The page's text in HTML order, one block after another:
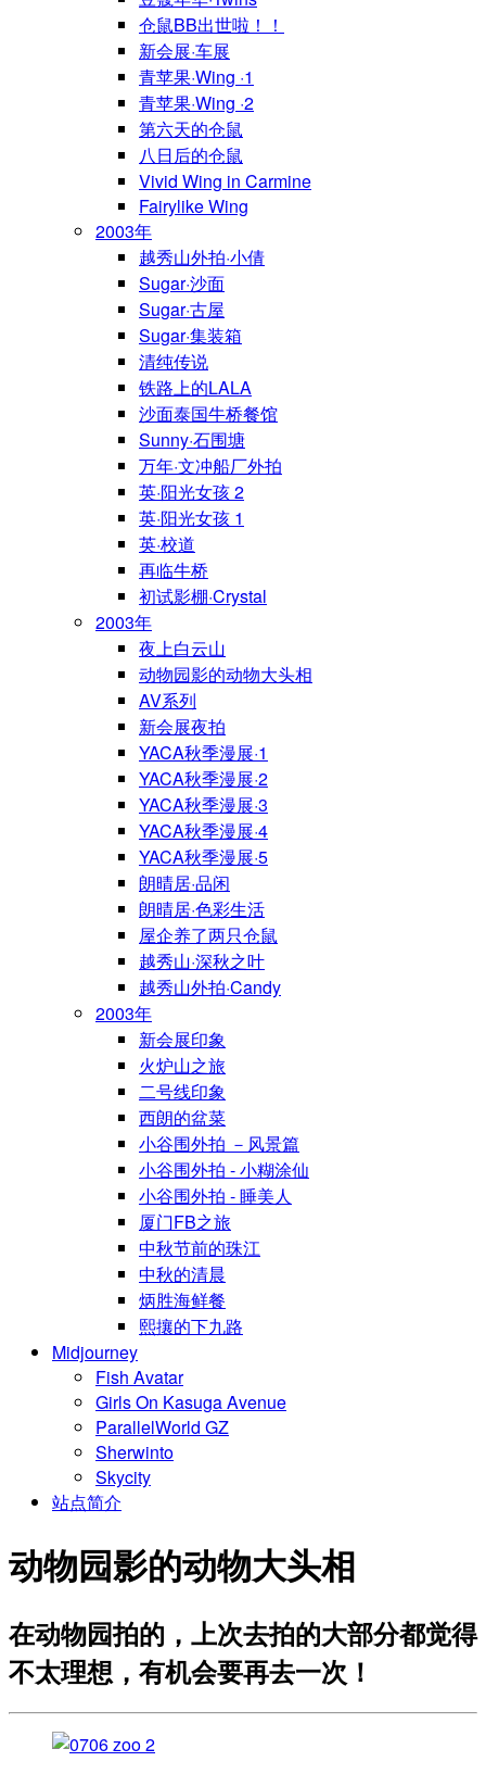
仓鼠BB出世啦！！
新会展·车展
青苹果·Wing ·1
青苹果·Wing ·2
第六天的仓鼠
八日后的仓鼠
Vivid Wing in Carmine
Fairylike Wing
2003年
越秀山外拍·小倩
Sugar·沙面
Sugar·古屋
Sugar·集装箱
清纯传说
铁路上的LALA
沙面泰国牛桥餐馆
Sunny·石围塘
万年·文冲船厂外拍
英·阳光女孩 2
英·阳光女孩 1
英·校道
再临牛桥
初试影棚·Crystal
2003年
夜上白云山
动物园影的动物大头相
AV系列
新会展夜拍
YACA秋季漫展·1
YACA秋季漫展·2
YACA秋季漫展·3
YACA秋季漫展·4
YACA秋季漫展·5
朗晴居·品闲
朗晴居·色彩生活
屋企养了两只仓鼠
越秀山·深秋之叶
越秀山外拍·Candy
2003年
新会展印象
火炉山之旅
二号线印象
西朗的盆菜
小谷围外拍 －风景篇
小谷围外拍 - 小糊涂仙
小谷围外拍 - 睡美人
厦门FB之旅
中秋节前的珠江
中秋的清晨
炳胜海鲜餐
熙攘的下九路
Midjourney
Fish Avatar
Girls On Kasuga Avenue
ParallelWorld GZ
Sherwinto
Skycity
站点简介
动物园影的动物大头相
在动物园拍的，上次去拍的大部分都觉得
不太理想，有机会要再去一次！